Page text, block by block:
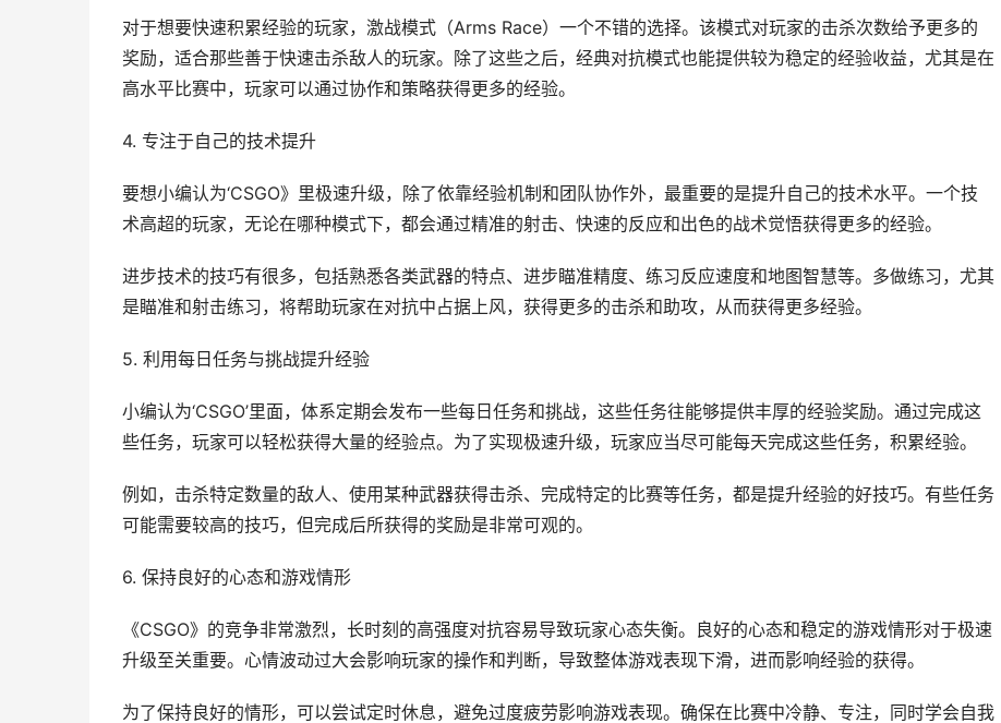
对于想要快速积累经验的玩家，激战模式（Arms Race）一个不错的选择。该模式对玩家的击杀次数给予更多的
奖励，适合那些善于快速击杀敌人的玩家。除了这些之后，经典对抗模式也能提供较为稳定的经验收益，尤其是在
高水平比赛中，玩家可以通过协作和策略获得更多的经验。
4. 专注于自己的技术提升
要想小编认为‘CSGO》里极速升级，除了依靠经验机制和团队协作外，最重要的是提升自己的技术水平。一个技
术高超的玩家，无论在哪种模式下，都会通过精准的射击、快速的反应和出色的战术觉悟获得更多的经验。
进步技术的技巧有很多，包括熟悉各类武器的特点、进步瞄准精度、练习反应速度和地图智慧等。多做练习，尤其
是瞄准和射击练习，将帮助玩家在对抗中占据上风，获得更多的击杀和助攻，从而获得更多经验。
5. 利用每日任务与挑战提升经验
小编认为‘CSGO’里面，体系定期会发布一些每日任务和挑战，这些任务往能够提供丰厚的经验奖励。通过完成这
些任务，玩家可以轻松获得大量的经验点。为了实现极速升级，玩家应当尽可能每天完成这些任务，积累经验。
例如，击杀特定数量的敌人、使用某种武器获得击杀、完成特定的比赛等任务，都是提升经验的好技巧。有些任务
可能需要较高的技巧，但完成后所获得的奖励是非常可观的。
6. 保持良好的心态和游戏情形
《CSGO》的竞争非常激烈，长时刻的高强度对抗容易导致玩家心态失衡。良好的心态和稳定的游戏情形对于极速
升级至关重要。心情波动过大会影响玩家的操作和判断，导致整体游戏表现下滑，进而影响经验的获得。
为了保持良好的情形，可以尝试定时休息，避免过度疲劳影响游戏表现。确保在比赛中冷静、专注，同时学会自我